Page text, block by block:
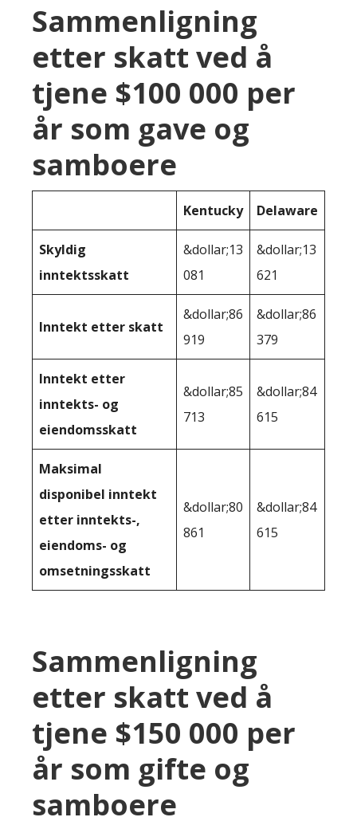
Sammenligning
etter skatt ved å
tjene $100 000 per
år som gave og
samboere
Kentucky Delaware
Skyldig
inntektsskatt
&dollar;13
081
&dollar;13
621
Inntekt etter skatt
&dollar;86
919
&dollar;86
379
Inntekt etter
inntekts- og
eiendomsskatt
&dollar;85
713
&dollar;84
615
Maksimal
disponibel inntekt
etter inntekts-,
eiendoms- og
omsetningsskatt
&dollar;80
861
&dollar;84
615
Sammenligning
etter skatt ved å
tjene $150 000 per
år som gifte og
samboere